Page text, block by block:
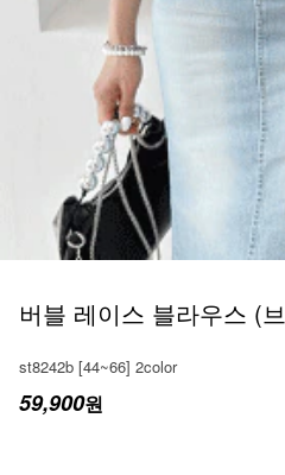
버블 레이스 블라우스 (
st8242b [44~66] 2color
59,900원